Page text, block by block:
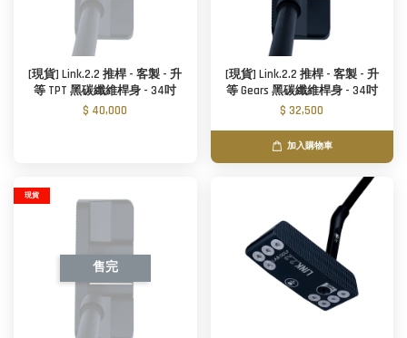
[現貨] Link.2.2 推桿 - 客製 - 升
等 TPT 黑碳纖維桿身 - 34吋
$ 40,000
[現貨] Link.2.2 推桿 - 客製 - 升
等 Gears 黑碳纖維桿身 - 34吋
$ 32,500
加入購物車
售完
現貨